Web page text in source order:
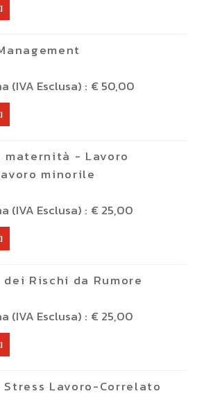
(IVA Esclusa) : € 50,00
- Lavoro
minorile
(IVA Esclusa) : € 25,00
Rischi da Rumore
(IVA Esclusa) : € 25,00
Lavoro-Correlato